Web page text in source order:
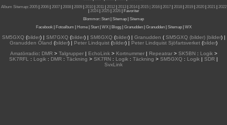
Album Sitemap: 2005| 2006| 2007| 2008| 2009| 2010| 2011| 2012| 2013| 2014| 2015 | 2016| 2017| 2018| 2019| 2020| 2021| 2022
2024| 2025| 2026|
Favoriter
Blommor: Start Sitemap
Sitemap
Facebook| Fotoalbum Home| Start| WX| Blogg| Granudden| Granudden| Sitemap| WX
SM5GXQ(bilder) | SM7GXQ(bilder) | SM6GXQ(bilder) | Granudden (SM5GXQ (bilder) |bilder) |
Granudden Öland (bilder) | Peter Lindquist (bilder) | Peter Lindquist Sjöfartsverket (bilder)
Amatörradio: DMR> Talgrupper| EchoLink> Kortnummer| Repeatrar> SK5BN: Logik>
SK7RFL
: Logik : DMR : Täckning > SK7RN : Logik : Täckning > SM5GXQ : Logik | SDR |
SvxLink